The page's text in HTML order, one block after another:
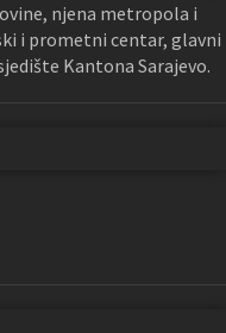
njena metropola i
i prometni centar, glavni
Kantona Sarajevo.